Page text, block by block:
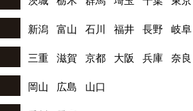
新潟 富山 石川 福井 長野 岐阜
三重 滋賀 京都 大阪 兵庫 奈良
岡山 広島 山口